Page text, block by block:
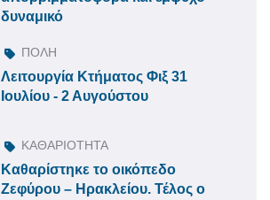
δυναμικό
ΠΟΛΗ
Λειτουργία Κτήματος Φιξ 31
Ιουλίου - 2 Αυγούστου
ΚΑΘΑΡΙΟΤΗΤΑ
Καθαρίστηκε το οικόπεδο
Ζεφύρου – Ηρακλείου. Τέλος ο